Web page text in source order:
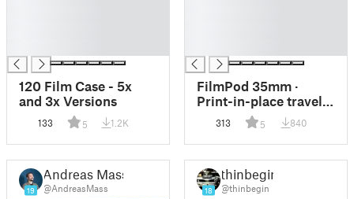
120 Film Case - 5x
and 3x Versions
133 5 1.2K
FilmPod 35mm ·
Print-in-place travel
case for 35mm film
313 5 840
19
Andreas Mass
@AndreasMass 18
thinbegin
@thinbegin